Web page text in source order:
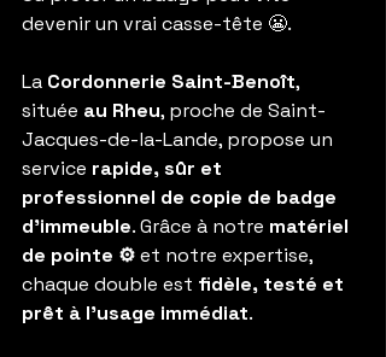
devenir un vrai casse-tête 😬.
La Cordonnerie Saint-Benoît,
située au Rheu, proche de Saint-
Jacques-de-la-Lande, propose un
service rapide, sûr et
professionnel de copie de badge
d’immeuble. Grâce à notre matériel
de pointe ⚙️ et notre expertise,
chaque double est fidèle, testé et
prêt à l’usage immédiat.